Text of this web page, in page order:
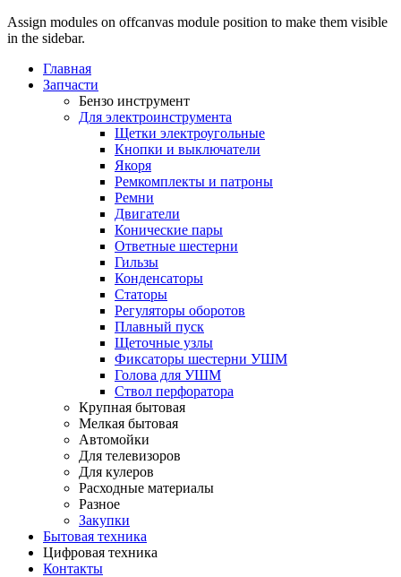
Assign modules on offcanvas module position to make them visible
in the sidebar.
Главная
Запчасти
Бензо инструмент
Для электроинструмента
Щетки электроугольные
Кнопки и выключатели
Якоря
Ремкомплекты и патроны
Ремни
Двигатели
Конические пары
Ответные шестерни
Гильзы
Конденсаторы
Статоры
Регуляторы оборотов
Плавный пуск
Щеточные узлы
Фиксаторы шестерни УШМ
Голова для УШМ
Ствол перфоратора
Крупная бытовая
Мелкая бытовая
Автомойки
Для телевизоров
Для кулеров
Расходные материалы
Разное
Закупки
Бытовая техника
Цифровая техника
Контакты